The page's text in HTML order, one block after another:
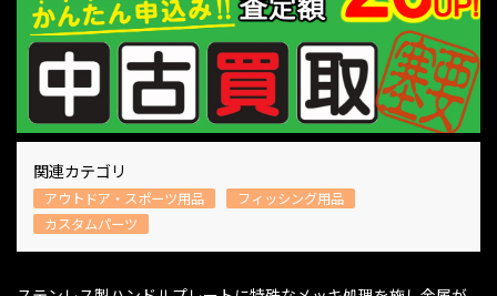
関連カテゴリ
アウトドア・スポーツ用品
フィッシング用品
カスタムパーツ